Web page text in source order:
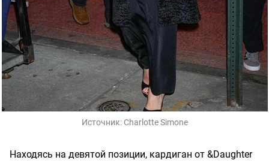
Источник: Charlotte Simone
Находясь на девятой позиции, кардиган от &Daughter